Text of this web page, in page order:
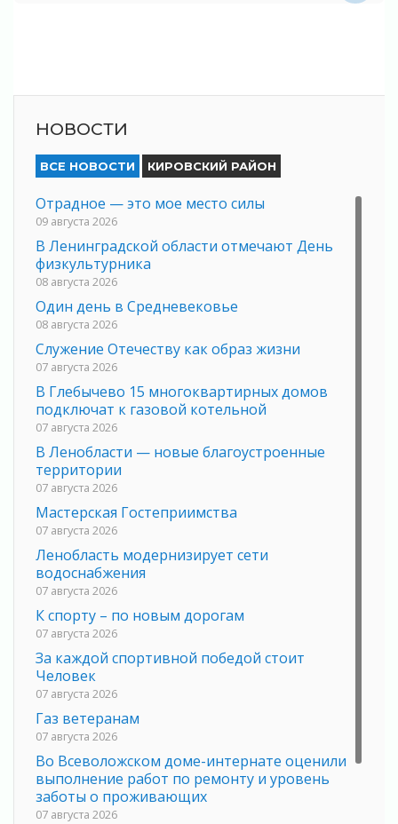
НОВОСТИ
ВСЕ НОВОСТИ КИРОВСКИЙ РАЙОН
Отрадное — это мое место силы
09 августа 2026
В Ленинградской области отмечают День
физкультурника
08 августа 2026
Один день в Средневековье
08 августа 2026
Служение Отечеству как образ жизни
07 августа 2026
В Глебычево 15 многоквартирных домов
подключат к газовой котельной
07 августа 2026
В Ленобласти — новые благоустроенные
территории
07 августа 2026
Мастерская Гостеприимства
07 августа 2026
Ленобласть модернизирует сети
водоснабжения
07 августа 2026
К спорту – по новым дорогам
07 августа 2026
За каждой спортивной победой стоит
Человек
07 августа 2026
Газ ветеранам
07 августа 2026
Во Всеволожском доме-интернате оценили
выполнение работ по ремонту и уровень
заботы о проживающих
07 августа 2026